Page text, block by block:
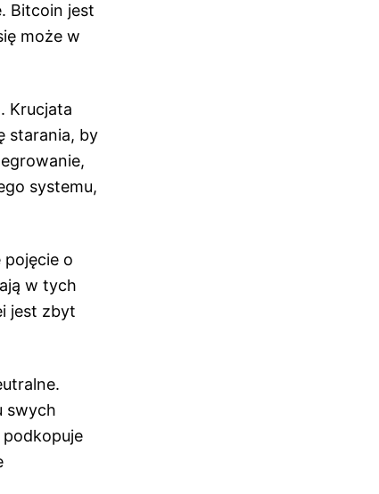
Bitcoin jest
może w
Krucjata
starania, by
systemu,
pojęcie o
w tych
jest zbyt
swych